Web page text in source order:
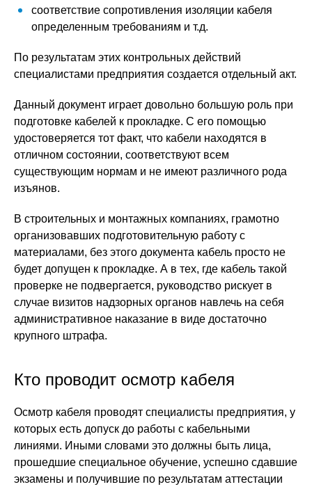
соответствие сопротивления изоляции кабеля
определенным требованиям и т.д.
По результатам этих контрольных действий
специалистами предприятия создается отдельный акт.
Данный документ играет довольно большую роль при
подготовке кабелей к прокладке. С его помощью
удостоверяется тот факт, что кабели находятся в
отличном состоянии, соответствуют всем
существующим нормам и не имеют различного рода
изъянов.
В строительных и монтажных компаниях, грамотно
организовавших подготовительную работу с
материалами, без этого документа кабель просто не
будет допущен к прокладке. А в тех, где кабель такой
проверке не подвергается, руководство рискует в
случае визитов надзорных органов навлечь на себя
административное наказание в виде достаточно
крупного штрафа.
Кто проводит осмотр кабеля
Осмотр кабеля проводят специалисты предприятия, у
которых есть допуск до работы с кабельными
линиями. Иными словами это должны быть лица,
прошедшие специальное обучение, успешно сдавшие
экзамены и получившие по результатам аттестации